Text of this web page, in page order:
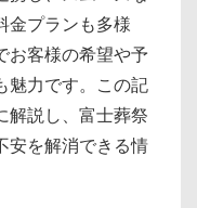
金プランも多様
お客様の希望や予
魅力です。この記
解説し、富士葬祭
安を解消できる情